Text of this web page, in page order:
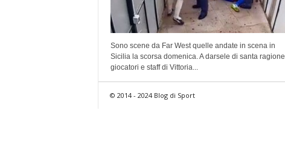
Sono scene da Far West quelle andate in scena in
Sicilia la scorsa domenica. A darsele di santa ragione
giocatori e staff di Vittoria...
© 2014 - 2024 Blog di Sport